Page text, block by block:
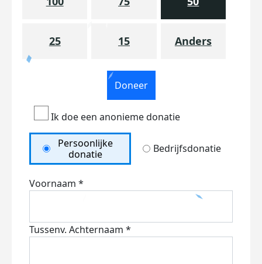
25 15 Anders
Doneer
Ik doe een anonieme donatie
Persoonlijke
donatie
Bedrijfsdonatie
Voornaam *
Tussenv. Achternaam *